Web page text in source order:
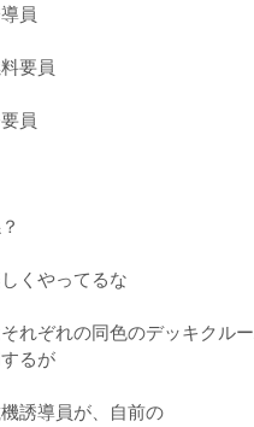
員
要員
員
くやってるな
れぞれの同色のデッキクル
るが
誘導員が、自前の